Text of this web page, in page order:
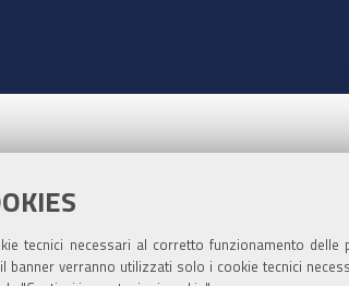
tecnici necessari al corretto funzionamento
banner verranno utilizzati solo i cookie tecnici